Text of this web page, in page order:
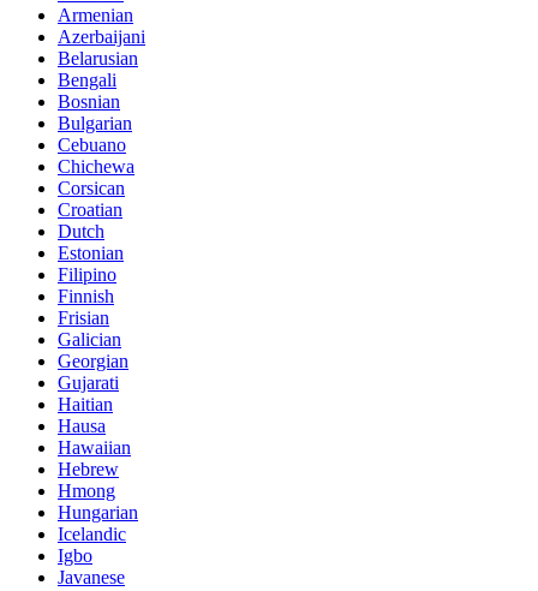
Armenian
Azerbaijani
Belarusian
Bengali
Bosnian
Bulgarian
Cebuano
Chichewa
Corsican
Croatian
Dutch
Estonian
Filipino
Finnish
Frisian
Galician
Georgian
Gujarati
Haitian
Hausa
Hawaiian
Hebrew
Hmong
Hungarian
Icelandic
Igbo
Javanese